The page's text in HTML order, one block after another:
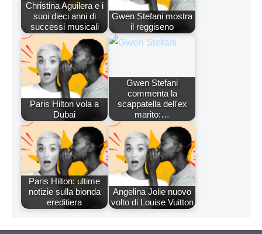
Christina Aguilera e i
suoi dieci anni di
successi musicali
Gwen Stefani mostra
il reggiseno
Paris Hilton vola a
Dubai
Gwen Stefani
commenta la
scappatella dell'ex
marito:…
Paris Hilton: ultime
notizie sulla bionda
ereditiera
Angelina Jolie nuovo
volto di Louise Vuitton